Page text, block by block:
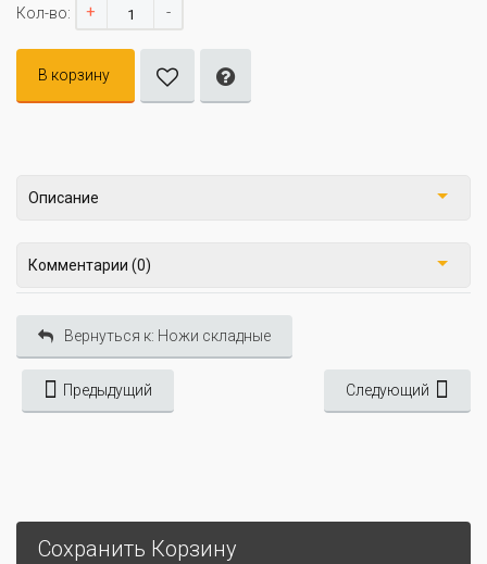
Кол-во: + -
В корзину
Описание
Комментарии (0)
Вернуться к: Ножи складные
Предыдущий Следующий
Сохранить Корзину